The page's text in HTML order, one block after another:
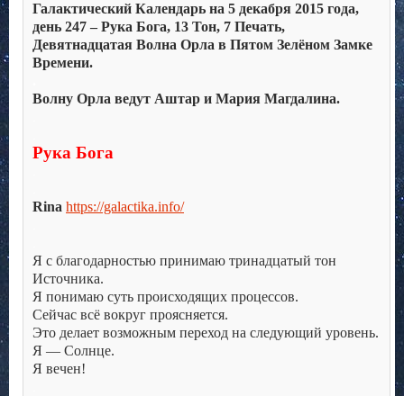
Галактический Календарь на 5 декабря 2015 года,
день 247 – Рука Бога, 13 Тон, 7 Печать,
Девятнадцатая Волна Орла в Пятом Зелёном Замке
Времени.
Волну Орла ведут Аштар и Мария Магдалина.
Рука Бога
Rina https://galactika.info/
Я с благодарностью принимаю тринадцатый тон
Источника.
Я понимаю суть происходящих процессов.
Сейчас всё вокруг проясняется.
Это делает возможным переход на следующий уровень.
Я — Солнце.
Я вечен!